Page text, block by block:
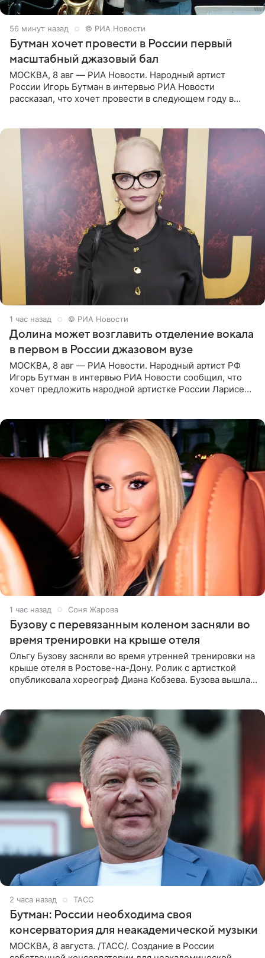
56 минут назад © РИА Новости
Бутман хочет провести в России первый
масштабный джазовый бал
МОСКВА, 8 авг — РИА Новости. Народный артист
России Игорь Бутман в интервью РИА Новости
рассказал, что хочет провести в следующем году в
1 час назад © РИА Новости
Долина может возглавить отделение вокала
в первом в России джазовом вузе
МОСКВА, 8 авг — РИА Новости. Народный артист РФ
Игорь Бутман в интервью РИА Новости сообщил, что
хочет предложить народной артистке России Ларисе
1 час назад Соня Жарова
Бузову с перевязанным коленом засняли во
время тренировки на крыше отеля
Ольгу Бузову засняли во время утренней тренировки на
крыше отеля в Ростове-на-Дону. Ролик с артисткой
опубликовала хореограф Диана Кобзева. Бузова вышла
2 часа назад ТАСС
Бутман: России необходима своя
консерватория для неакадемической музыки
МОСКВА, 8 августа. /ТАСС/. Создание в России